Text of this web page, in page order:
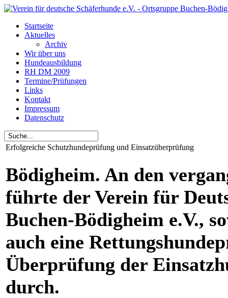
Startseite
Aktuelles
Archiv
Wir über uns
Hundeausbildung
RH DM 2009
Termine/Prüfungen
Links
Kontakt
Impressum
Datenschutz
Erfolgreiche Schutzhundeprüfung und Einsatzüberprüfung
Bödigheim. An den
führte der Verein für
Buchen-Bödigheim e.V.,
auch eine
Überprüfung der
durch.